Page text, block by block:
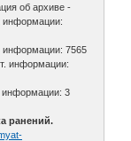
об архиве -
информации:
информации: 7565
информации:
информации: 3
ранений.